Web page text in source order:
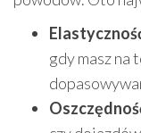
gdy masz na